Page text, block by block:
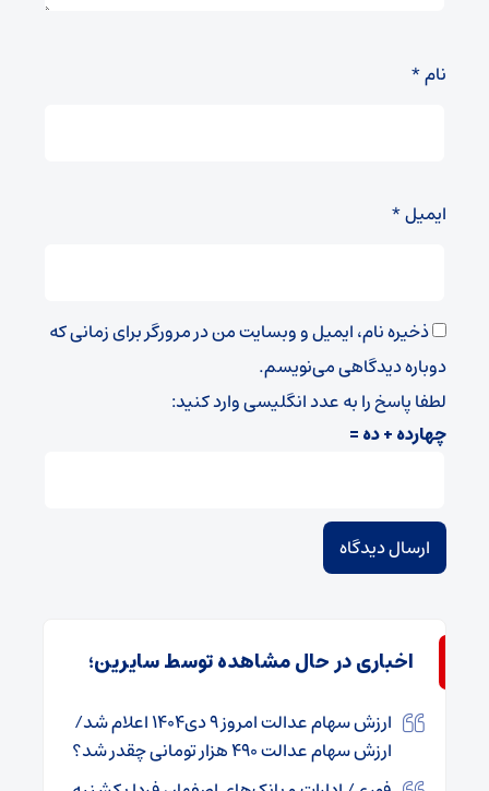
نام*
ایمیل*
ذخیره نام، ایمیل و وبسایت من در مرورگر برای زمانی که
دوباره دیدگاهی می‌نویسم.
لطفا پاسخ را به عدد انگلیسی وارد کنید:
چهارده + ده =
اخباری در حال مشاهده توسط سایرین؛
ارزش سهام عدالت امروز ۹ دی۱۴۰۴ اعلام شد/
ارزش سهام عدالت ۴۹۰ هزار تومانی چقدر شد؟